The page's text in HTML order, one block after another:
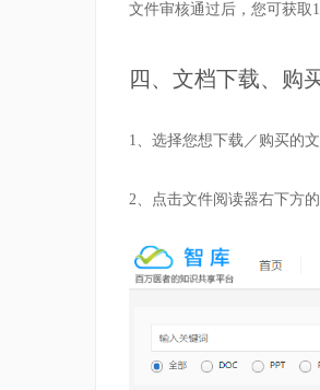
文件审核通过后，您可获取
四、文档下载、购
1、选择您想下载／购买的
2、点击文件阅读器右下方